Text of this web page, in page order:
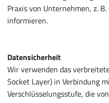
Praxis von Unternehmen, z.
informieren.
Datensicherheit
Wir verwenden das
Socket Layer) in Verbindung
Verschlüsselungsstufe, die